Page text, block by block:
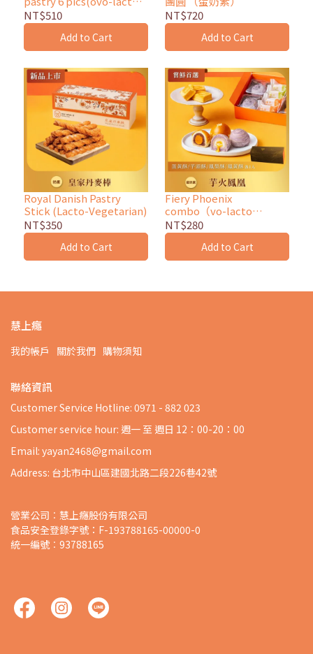
vegetarian)
NT$510
Add to Cart
NT$720
Add to Cart
Royal Danish Pastry
Stick (Lacto-Vegetarian)
NT$350
Add to Cart
Fiery Phoenix
combo（vo-lacto
vegetarian）
NT$280
Add to Cart
慧上癮
我的帳戶 關於我們 購物須知
聯絡資訊
Customer Service Hotline: 0971 - 882 023
Customer service hour: 週一 至 週日 12：00-20：00
Email: yayan2468@gmail.com
Address: 台北市中山區建國北路二段226巷42號
營業公司︰慧上癮股份有限公司
食品安全登錄字號：F-193788165-00000-0
統一編號︰93788165